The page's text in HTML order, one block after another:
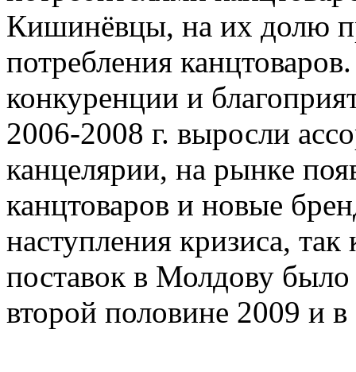
Кишинёвцы, на их долю
потребления
конкуренции и
2006-2008 г. выросли
канцелярии, на рынке
канцтоваров и новые
наступления кризиса,
поставок в Молдову
второй половине 2009 и в